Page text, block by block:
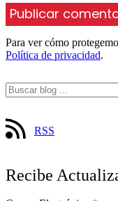
Para ver cómo
Política de privacidad.
RSS
Recibe